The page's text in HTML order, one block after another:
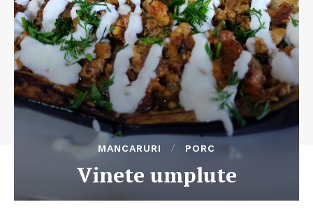
MANCARURI PORC
Vinete umplute